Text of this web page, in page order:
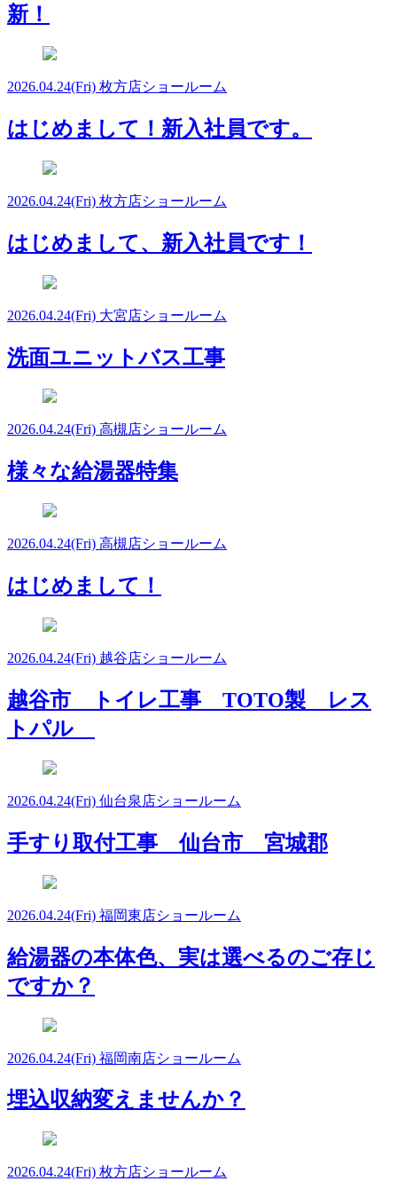
新！
2026.04.24(Fri) 枚方店ショールーム
はじめまして！新入社員です。
2026.04.24(Fri) 枚方店ショールーム
はじめまして、新入社員です！
2026.04.24(Fri) 大宮店ショールーム
洗面ユニットバス工事
2026.04.24(Fri) 高槻店ショールーム
様々な給湯器特集
2026.04.24(Fri) 高槻店ショールーム
はじめまして！
2026.04.24(Fri) 越谷店ショールーム
越谷市 トイレ工事 TOTO製 レス
トパル
2026.04.24(Fri) 仙台泉店ショールーム
手すり取付工事 仙台市 宮城郡
2026.04.24(Fri) 福岡東店ショールーム
給湯器の本体色、実は選べるのご存じ
ですか？
2026.04.24(Fri) 福岡南店ショールーム
埋込収納変えませんか？
2026.04.24(Fri) 枚方店ショールーム